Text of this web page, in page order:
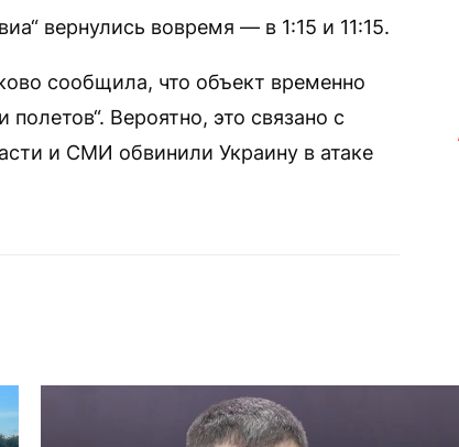
вернулись вовремя — в 1:15 и 11:15.
сообщила, что объект временно
Вероятно, это связано с
и СМИ обвинили Украину в атаке